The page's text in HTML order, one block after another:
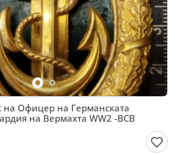
Офицер на Германската
на Вермахта WW2 -ВСВ